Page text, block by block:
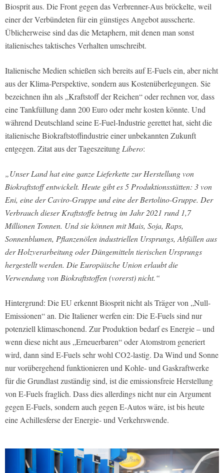
Biosprit aus. Die Front gegen das Verbrenner-Aus bröckelte, weil
einer der Verbündeten für ein günstiges Angebot ausscherte.
Üblicherweise sind das die Metaphern, mit denen man sonst
italienisches taktisches Verhalten umschreibt.
Italienische Medien schießen sich bereits auf E-Fuels ein, aber nicht
aus der Klima-Perspektive, sondern aus Kostenüberlegungen. Sie
bezeichnen ihn als „Kraftstoff der Reichen“ oder rechnen vor, dass
eine Tankfüllung dann 200 Euro oder mehr kosten könnte. Und
während Deutschland seine E-Fuel-Industrie gerettet hat, sieht die
italienische Biokraftstoffindustrie einer unbekannten Zukunft
entgegen. Zitat aus der TageszeitungLibero:
„Unser Land hat eine ganze Lieferkette zur Herstellung von
Biokraftstoff entwickelt. Heute gibt es 5 Produktionsstätten: 3 von
Eni, eine der Caviro-Gruppe und eine der Bertolino-Gruppe. Der
Verbrauch dieser Kraftstoffe betrug im Jahr 2021 rund 1,7
Millionen Tonnen. Und sie können mit Mais, Soja, Raps,
Sonnenblumen, Pflanzenölen industriellen Ursprungs, Abfällen aus
der Holzverarbeitung oder Düngemitteln tierischen Ursprungs
hergestellt werden. Die Europäische Union erlaubt die
Verwendung von Biokraftstoffen (vorerst) nicht.“
Hintergrund: Die EU erkennt Biosprit nicht als Träger von „Null-
Emissionen“ an. Die Italiener werfen ein: Die E-Fuels sind nur
potenziell klimaschonend. Zur Produktion bedarf es Energie – und
wenn diese nicht aus „Erneuerbaren“ oder Atomstrom generiert
wird, dann sind E-Fuels sehr wohl CO2-lastig. Da Wind und Sonne
nur vorübergehend funktionieren und Kohle- und Gaskraftwerke
für die Grundlast zuständig sind, ist die emissionsfreie Herstellung
von E-Fuels fraglich. Dass dies allerdings nicht nur ein Argument
gegen E-Fuels, sondern auch gegen E-Autos wäre, ist bis heute
eine Achillesferse der Energie- und Verkehrswende.